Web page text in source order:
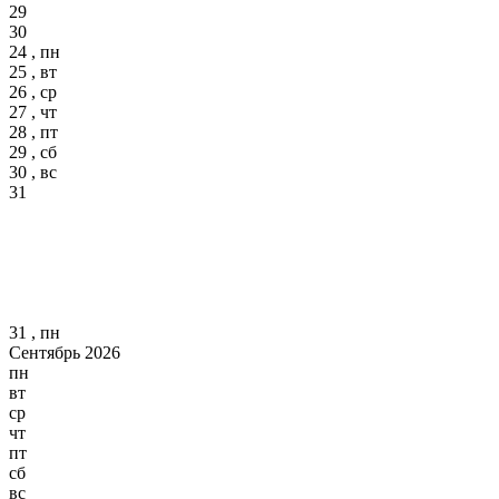
29
30
24 , пн
25 , вт
26 , ср
27 , чт
28 , пт
29 , сб
30 , вс
31
31 , пн
Сентябрь 2026
пн
вт
ср
чт
пт
сб
вс